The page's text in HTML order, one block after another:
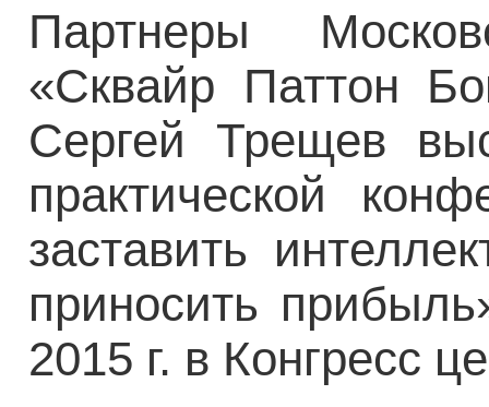
Партнеры
«Сквайр Паттон
Сергей Трещев
практической
заставить
приносить
2015 г. в Конгресс